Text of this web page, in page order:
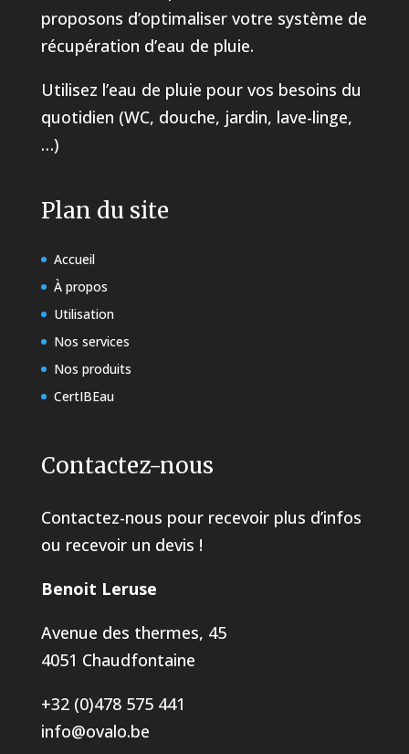
proposons d’optimaliser votre système de
récupération d’eau de pluie.
Utilisez l’eau de pluie pour vos besoins du
quotidien (WC, douche, jardin, lave-linge,
…)
Plan du site
Accueil
À propos
Utilisation
Nos services
Nos produits
CertIBEau
Contactez-nous
Contactez-nous pour recevoir plus d’infos
ou recevoir un devis !
Benoit Leruse
Avenue des thermes, 45
4051 Chaudfontaine
+32 (0)478 575 441
info@ovalo.be